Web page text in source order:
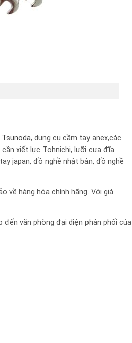
Tsunoda, dụng cụ cầm tay anex,các
cần xiết lực Tohnichi, lưỡi cưa đĩa
japan, đồ nghề nhật bản, đồ nghề
về hàng hóa chính hãng. Với giá
đến văn phòng đại diện phân phối của